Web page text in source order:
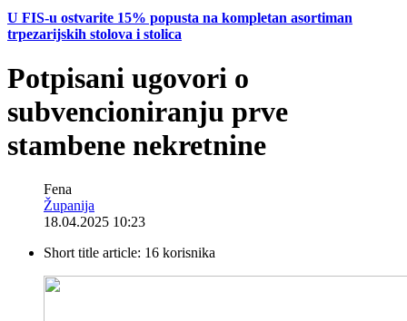
U FIS-u ostvarite 15% popusta na kompletan asortiman
trpezarijskih stolova i stolica
Potpisani ugovori o
subvencioniranju prve
stambene nekretnine
Fena
Županija
18.04.2025 10:23
Short title article: 16 korisnika